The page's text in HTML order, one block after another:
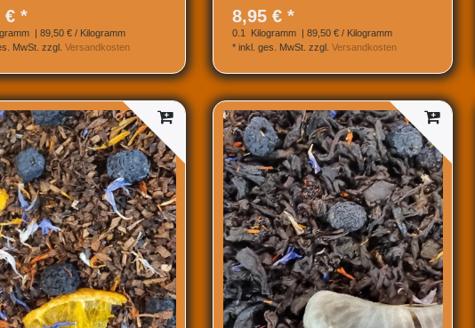
€ *
| 89,50 € / Kilogramm
MwSt. zzgl. Versandkosten
8,95 € *
0.1 Kilogramm | 89,50 € / Kilogramm
* inkl. ges. MwSt. zzgl. Versandkosten